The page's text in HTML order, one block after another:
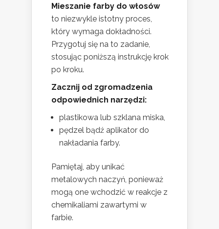
Mieszanie farby do włosów
to niezwykle istotny proces,
który wymaga dokładności.
Przygotuj się na to zadanie,
stosując poniższą instrukcję krok
po kroku.
Zacznij od zgromadzenia
odpowiednich narzędzi:
plastikowa lub szklana miska,
pędzel bądź aplikator do
nakładania farby.
Pamiętaj, aby unikać
metalowych naczyń, ponieważ
mogą one wchodzić w reakcje z
chemikaliami zawartymi w
farbie.